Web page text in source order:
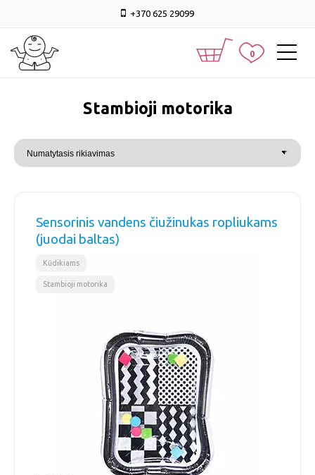
+370 625 29099
0
Stambioji motorika
Sensorinis vandens čiužinukas ropliukams
(juodai baltas)
Kūdikiams
Stambioji motorika